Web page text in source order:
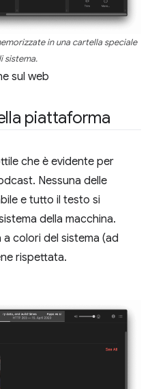
in una cartella speciale
sistema.
sul web
piattaforma
che è evidente per
Nessuna delle
e tutto il testo si
della macchina.
colori del sistema (ad
rispettata.